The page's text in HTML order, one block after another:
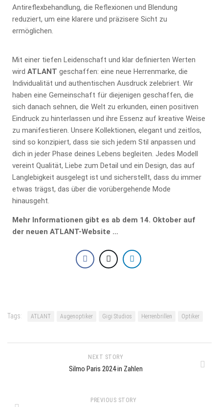
Antireflexbehandlung, die Reflexionen und Blendung
reduziert, um eine klarere und präzisere Sicht zu
ermöglichen.
Mit einer tiefen Leidenschaft und klar definierten Werten
wird ATLANT geschaffen: eine neue Herrenmarke, die
Individualität und authentischen Ausdruck zelebriert. Wir
haben eine Gemeinschaft für diejenigen geschaffen, die
sich danach sehnen, die Welt zu erkunden, einen positiven
Eindruck zu hinterlassen und ihre Essenz auf kreative Weise
zu manifestieren. Unsere Kollektionen, elegant und zeitlos,
sind so konzipiert, dass sie sich jedem Stil anpassen und
dich in jeder Phase deines Lebens begleiten. Jedes Modell
vereint Qualität, Liebe zum Detail und ein Design, das auf
Langlebigkeit ausgelegt ist und sicherstellt, dass du immer
etwas trägst, das über die vorübergehende Mode
hinausgeht.
Mehr Informationen gibt es ab dem 14. Oktober auf
der neuen ATLANT-Website …
Tags: ATLANT Augenoptiker Gigi Studios Herrenbrillen Optiker
NEXT STORY
Silmo Paris 2024 in Zahlen
PREVIOUS STORY